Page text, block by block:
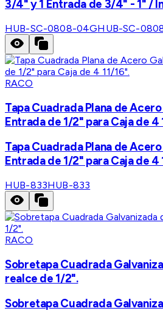
3/4" y 1 Entrada de 3/4" - 1" /
HUB-SC-0808-04GHUB-SC-
RACO
Tapa Cuadrada Plana de
Entrada de 1/2" para Caja de 4
Tapa Cuadrada Plana de
Entrada de 1/2" para Caja de 4
HUB-833HUB-833
RACO
Sobretapa Cuadrada
realce de 1/2".
Sobretapa Cuadrada